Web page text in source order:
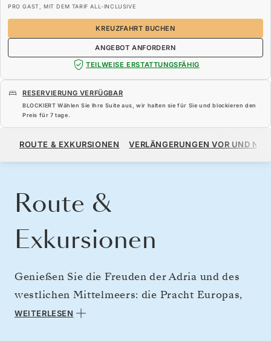
PRO GAST, MIT DEM TARIF ALL-INCLUSIVE
KREUZFAHRT BUCHEN
ANGEBOT ANFORDERN
TEILWEISE ERSTATTUNGSFÄHIG
RESERVIERUNG VERFÜGBAR
BLOCKIERT Wählen Sie Ihre Suite aus, wir halten sie für Sie und blockieren den
Preis für 7 tage.
7.020 $
ROUTE & EXKURSIONEN VERLÄNGERUNGEN VOR UND
Route &
Exkursionen
Genießen Sie die Freuden der Adria und des
westlichen Mittelmeers: die Pracht Europas,
die Spuren alter Zivilisationen und die
WEITERLESEN